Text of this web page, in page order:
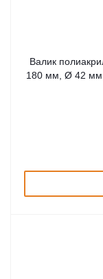
Валик
180 мм, Ø 42